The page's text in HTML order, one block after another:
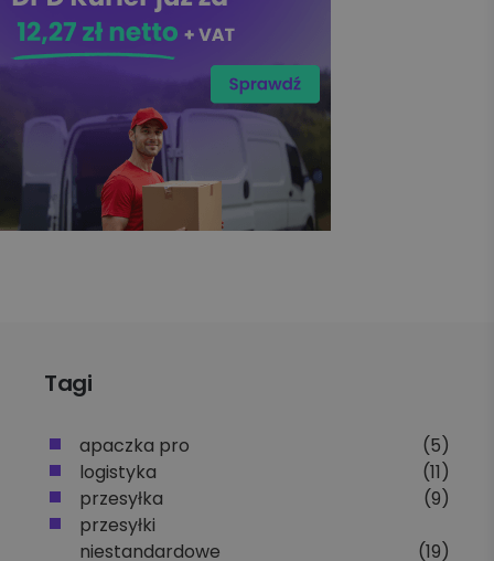
Tagi
apaczka pro
(5)
logistyka
(11)
przesyłka
(9)
przesyłki
niestandardowe
(19)